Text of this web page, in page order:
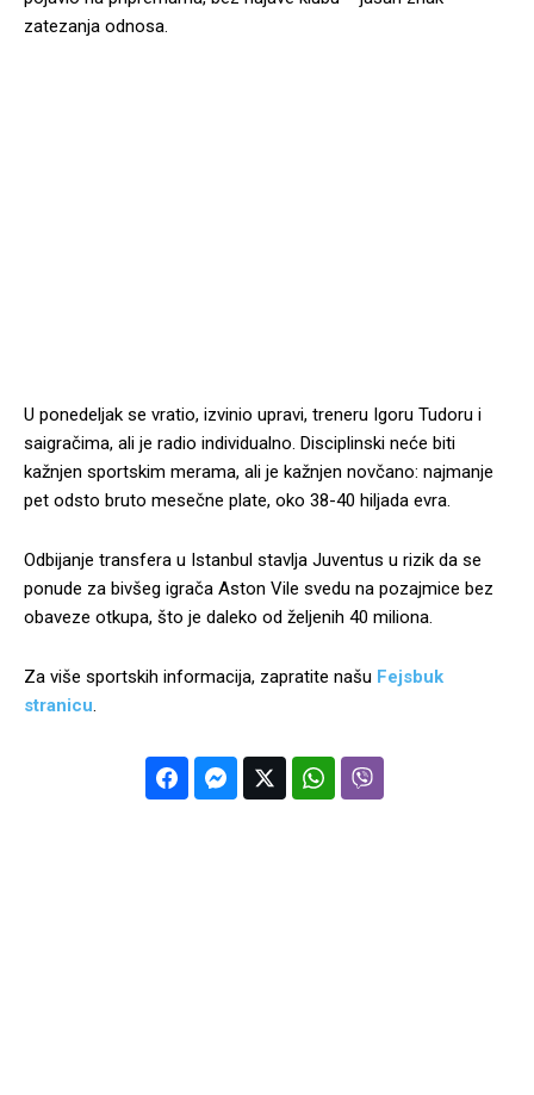
zatezanja odnosa.
U ponedeljak se vratio, izvinio upravi, treneru Igoru Tudoru i
saigračima, ali je radio individualno. Disciplinski neće biti
kažnjen sportskim merama, ali je kažnjen novčano: najmanje
pet odsto bruto mesečne plate, oko 38-40 hiljada evra.
Odbijanje transfera u Istanbul stavlja Juventus u rizik da se
ponude za bivšeg igrača Aston Vile svedu na pozajmice bez
obaveze otkupa, što je daleko od željenih 40 miliona.
Za više sportskih informacija, zapratite našu Fejsbuk
stranicu.